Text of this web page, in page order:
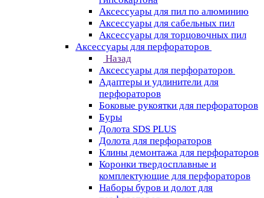
Аксессуары для пил по алюминию
Аксессуары для сабельных пил
Аксессуары для торцовочных пил
Аксессуары для перфораторов
Назад
Аксессуары для перфораторов
Адаптеры и удлинители для
перфораторов
Боковые рукоятки для перфораторов
Буры
Долота SDS PLUS
Долота для перфораторов
Клины демонтажа для перфораторов
Коронки твердосплавные и
комплектующие для перфораторов
Наборы буров и долот для